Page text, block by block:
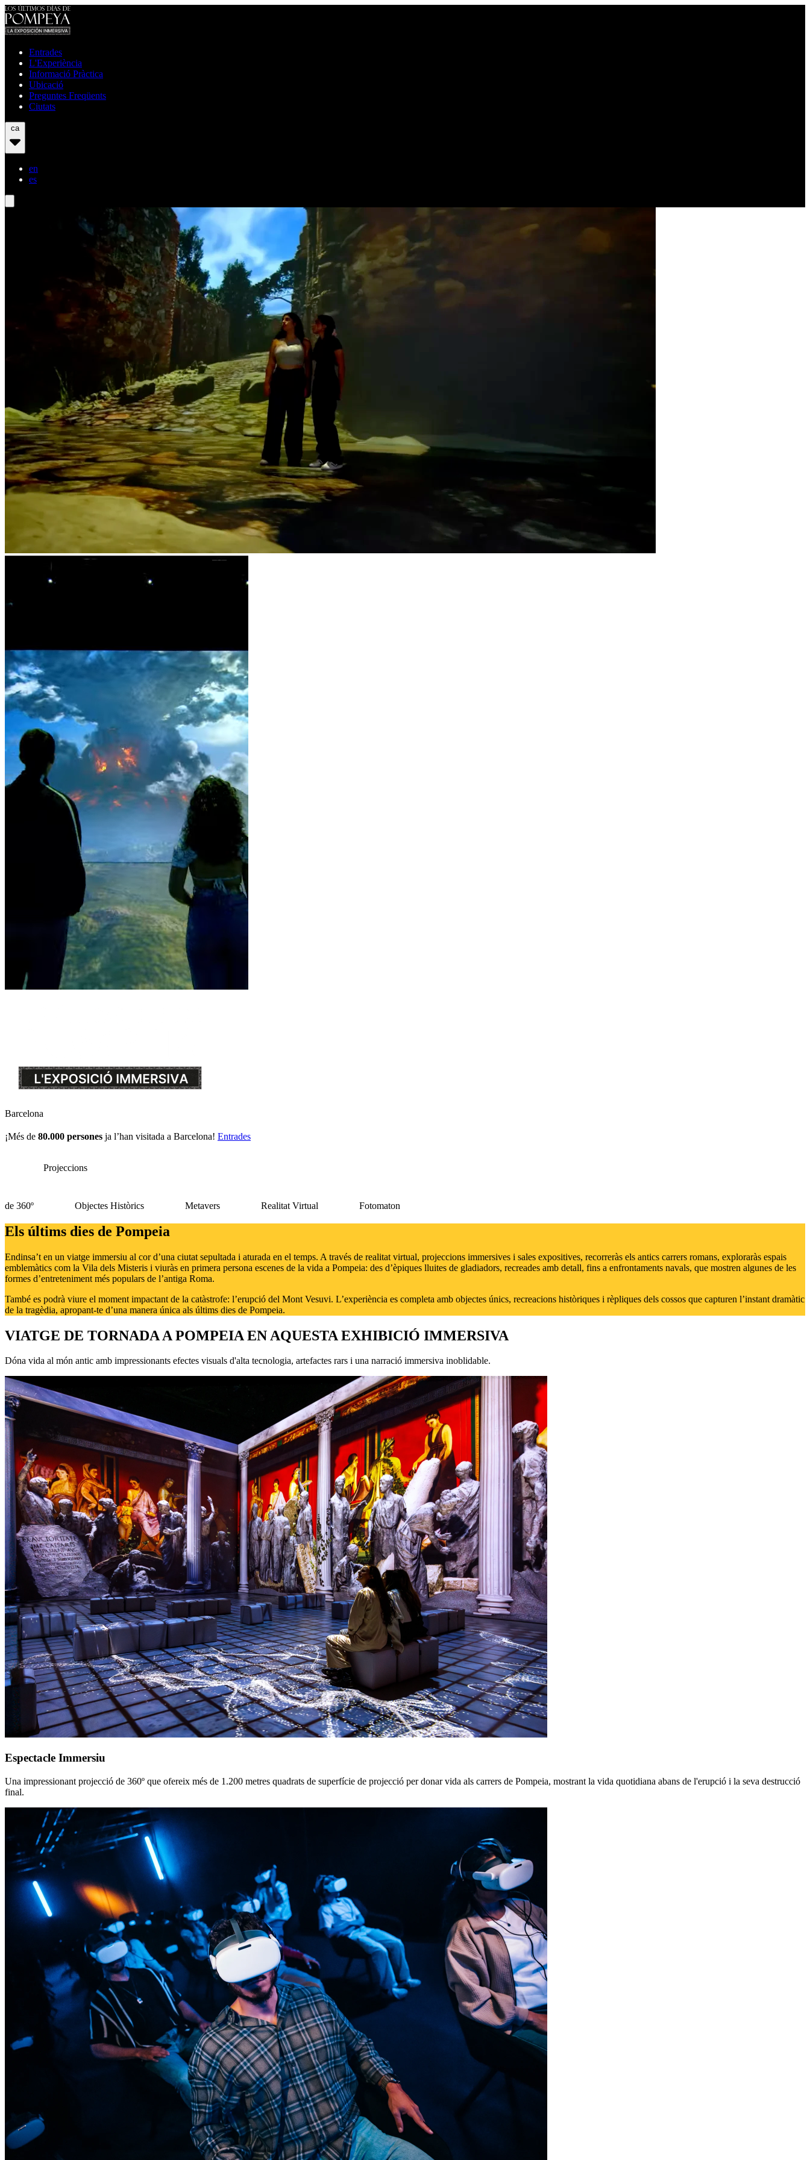
Entrades
L'Experiència
Informació Pràctica
Ubicació
Preguntes Freqüents
Ciutats
ca
en
es
Barcelona
¡Més de 80.000 persones ja l’han visitada a Barcelona! Entrades
Projeccions
de 360º Objectes Històrics Metavers Realitat Virtual Fotomaton
Els últims dies de Pompeia
Endinsa’t en un viatge immersiu al cor d’una ciutat sepultada i aturada en el temps. A través de realitat virtual, projeccions immersives i sales expositives, recorreràs els antics carrers romans, exploraràs espais
emblemàtics com la Vila dels Misteris i viuràs en primera persona escenes de la vida a Pompeia: des d’èpiques lluites de gladiadors, recreades amb detall, fins a enfrontaments navals, que mostren algunes de les
formes d’entreteniment més populars de l’antiga Roma.
També es podrà viure el moment impactant de la catàstrofe: l’erupció del Mont Vesuvi. L’experiència es completa amb objectes únics, recreacions històriques i rèpliques dels cossos que capturen l’instant dramàtic
de la tragèdia, apropant-te d’una manera única als últims dies de Pompeia.
VIATGE DE TORNADA A POMPEIA EN AQUESTA EXHIBICIÓ IMMERSIVA
Dóna vida al món antic amb impressionants efectes visuals d'alta tecnologia, artefactes rars i una narració immersiva inoblidable.
Espectacle Immersiu
Una impressionant projecció de 360º que ofereix més de 1.200 metres quadrats de superfície de projecció per donar vida als carrers de Pompeia, mostrant la vida quotidiana abans de l'erupció i la seva destrucció
final.